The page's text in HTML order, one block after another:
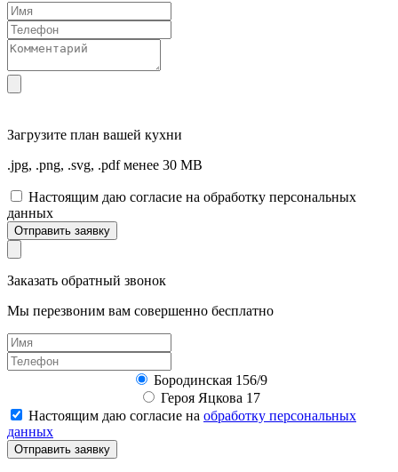
Загрузите план вашей кухни
.jpg, .png, .svg, .pdf менее 30 MB
Настоящим даю согласие на обработку персональных
данных
Отправить заявку
Заказать обратный звонок
Мы перезвоним вам совершенно бесплатно
Бородинская 156/9
Героя Яцкова 17
Настоящим даю согласие на обработку персональных
данных
Отправить заявку